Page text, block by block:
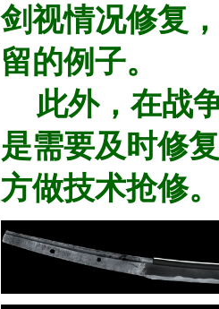
剑视情况修复
留的例子。
此外，在战
是需要及时修
方做技术抢修。